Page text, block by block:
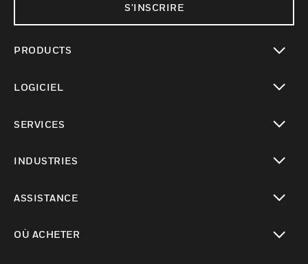
S'INSCRIRE
PRODUCTS
LOGICIEL
SERVICES
INDUSTRIES
ASSISTANCE
OÙ ACHETER